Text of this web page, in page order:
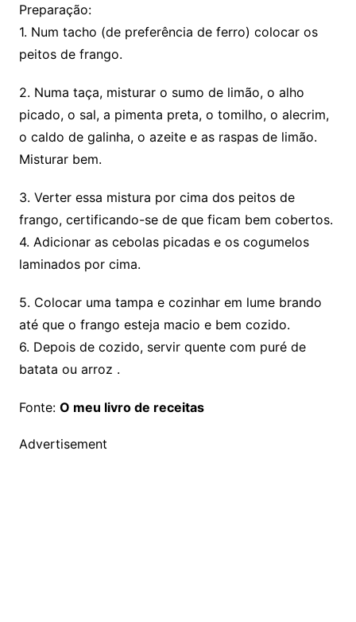
Preparação:
1. Num tacho (de preferência de ferro) colocar os
peitos de frango.
2. Numa taça, misturar o sumo de limão, o alho
picado, o sal, a pimenta preta, o tomilho, o alecrim,
o caldo de galinha, o azeite e as raspas de limão.
Misturar bem.
3. Verter essa mistura por cima dos peitos de
frango, certificando-se de que ficam bem cobertos.
4. Adicionar as cebolas picadas e os cogumelos
laminados por cima.
5. Colocar uma tampa e cozinhar em lume brando
até que o frango esteja macio e bem cozido.
6. Depois de cozido, servir quente com puré de
batata ou arroz .
Fonte: O meu livro de receitas
Advertisement